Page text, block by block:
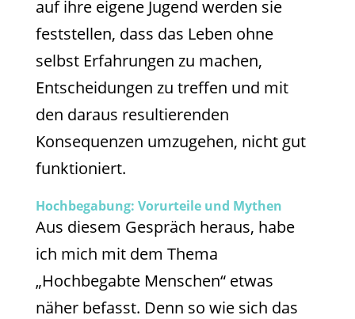
auf ihre eigene Jugend werden sie
feststellen, dass das Leben ohne
selbst Erfahrungen zu machen,
Entscheidungen zu treffen und mit
den daraus resultierenden
Konsequenzen umzugehen, nicht gut
funktioniert.
Hochbegabung: Vorurteile und Mythen
Aus diesem Gespräch heraus, habe
ich mich mit dem Thema
„Hochbegabte Menschen“ etwas
näher befasst. Denn so wie sich das